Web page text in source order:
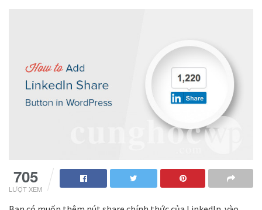
705
LƯỢT XEM